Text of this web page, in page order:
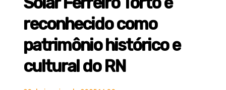
reconhecido como
patrimônio histórico e
cultural do RN